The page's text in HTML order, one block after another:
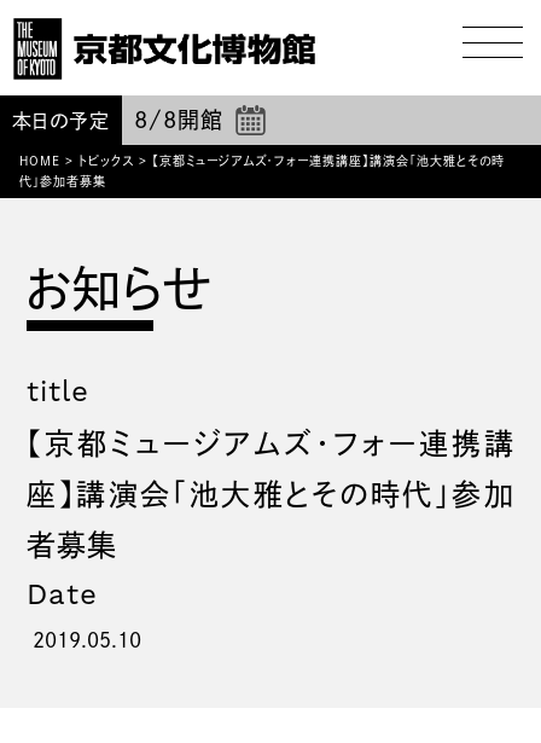
本日の予定 8/8 開館
HOME > トピックス >
【京都ミュージアムズ・フォー連携講座】講演会「池大雅とその時
代」参加者募集
title
【京都ミュージアムズ・フォー連携講
座】講演会「池大雅とその時代」参加
者募集
Date
2019.05.10